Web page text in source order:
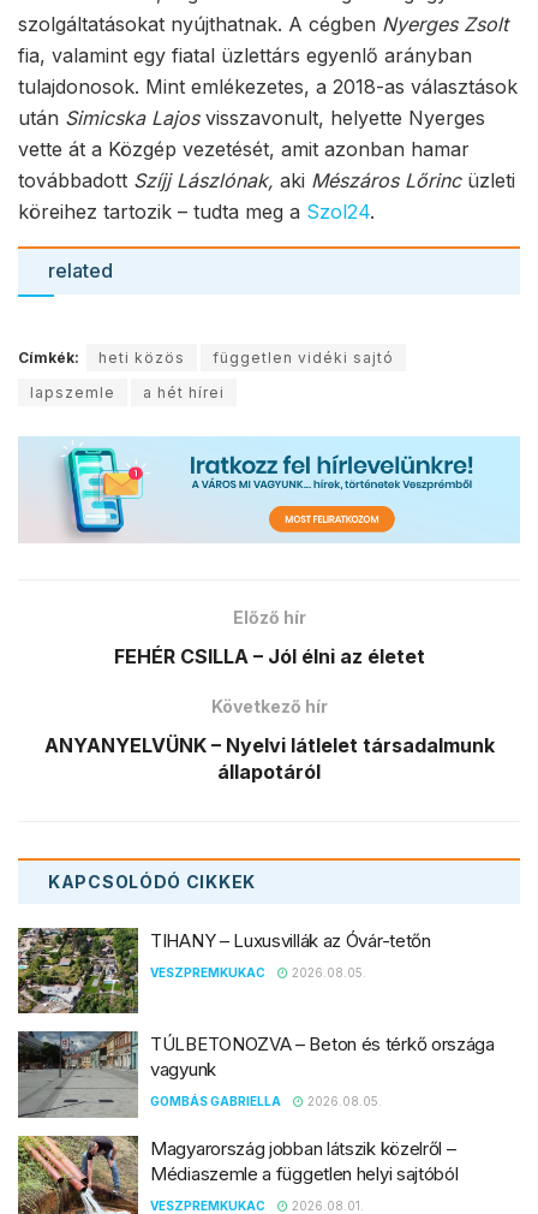
szolgáltatásokat nyújthatnak. A cégben Nyerges Zsolt
fia, valamint egy fiatal üzlettárs egyenlő arányban
tulajdonosok. Mint emlékezetes, a 2018-as választások
után Simicska Lajosvisszavonult, helyette Nyerges
vette át a Közgép vezetését, amit azonban hamar
továbbadott Szíjj Lászlónak, aki Mészáros Lőrincüzleti
köreihez tartozik – tudta meg a Szol24.
related
Címkék: heti közös
független vidéki sajtó
lapszemle
a hét hírei
Előző hír
FEHÉR CSILLA – Jól élni az életet
Következő hír
ANYANYELVÜNK – Nyelvi látlelet társadalmunk
állapotáról
KAPCSOLÓDÓ CIKKEK
TIHANY – Luxusvillák az Óvár-tetőn
VESZPREMKUKAC 2026.08.05.
TÚLBETONOZVA – Beton és térkő országa
vagyunk
GOMBÁS GABRIELLA 2026.08.05.
Magyarország jobban látszik közelről –
Médiaszemle a független helyi sajtóból
VESZPREMKUKAC 2026.08.01.